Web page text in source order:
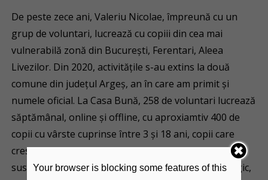
De peste zece ani, Valeriu Nicolae, împreună cu un
grup de voluntari, lucrează cu copiii din cea mai
vulnerabilă zonă din București, Ferentari, Aleea
Livezilor. Din 2020, activitățile s-au extins la două
comune din județul Argeș, an în care am primit și
numele oficial. La Casa Bună, 258 de voluntari lucrează
săptămânal, online și offline, cu aproxiamtiv 400 de
copii cu vârste cuprinse între 3 și 18 ani, copii care
cresc în familii defavorizate. Activitățile constau în
susținere educațională, suport medical (stomatologic,
Your browser is blocking some features of this